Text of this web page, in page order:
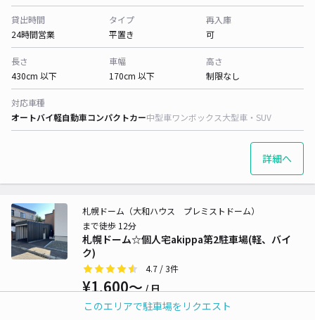
このエリアで駐車場をリクエスト
貸出時間
24時間営業
タイプ
平置き
再入庫
可
長さ
430cm 以下
車幅
170cm 以下
高さ
制限なし
対応車種
オートバイ軽自動車コンパクトカー中型車ワンボックス大型車・SUV
詳細へ
札幌ドーム☆個人宅akippa第2駐車場(軽、バイ
ク)
札幌ドーム（大和ハウス プレミストドーム）
まで徒歩 12分
4.7 / 3件
¥1,600〜/ 日